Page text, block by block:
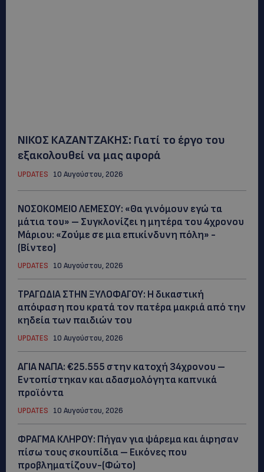
ΝΙΚΟΣ ΚΑΖΑΝΤΖΑΚΗΣ: Γιατί το έργο του
εξακολουθεί να μας αφορά
UPDATES 10 Αυγούστου, 2026
ΝΟΣΟΚΟΜΕΙΟ ΛΕΜΕΣΟΥ: «Θα γινόμουν εγώ τα
μάτια του» – Συγκλονίζει η μητέρα του 4χρονου
Μάριου: «Ζούμε σε μια επικίνδυνη πόλη» -
(Βίντεο)
UPDATES 10 Αυγούστου, 2026
ΤΡΑΓΩΔΙΑ ΣΤΗΝ ΞΥΛΟΦΑΓΟΥ: Η δικαστική
απόφαση που κρατά τον πατέρα μακριά από την
κηδεία των παιδιών του
UPDATES 10 Αυγούστου, 2026
ΑΓΙΑ ΝΑΠΑ: €25.555 στην κατοχή 34χρονου –
Εντοπίστηκαν και αδασμολόγητα καπνικά
προϊόντα
UPDATES 10 Αυγούστου, 2026
ΦΡΑΓΜΑ ΚΛΗΡΟΥ: Πήγαν για ψάρεμα και άφησαν
πίσω τους σκουπίδια – Εικόνες που
προβληματίζουν-(Φώτο)